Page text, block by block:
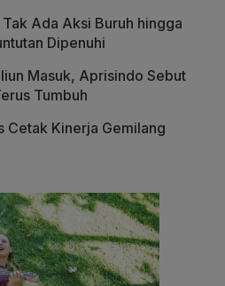
Ada Aksi Buruh hingga
Dipenuhi
Masuk, Aprisindo Sebut
Tumbuh
Cetak Kinerja Gemilang